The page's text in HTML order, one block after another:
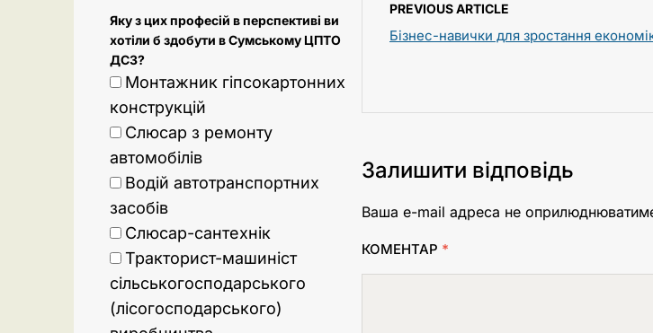
PREVIOUS ARTICLE
Бізнес-навички для зростання
Залишити відповідь
Ваша e-mail адреса не
КОМЕНТАР *
Яку з цих професій в перспективі ви
хотіли б здобути в Сумському ЦПТО
ДСЗ?
Монтажник гіпсокартонних
конструкцій
Слюсар з ремонту
автомобілів
Водій автотранспортних
засобів
Слюсар-сантехнік
Тракторист-машиніст
сільськогосподарського
(лісогосподарського)